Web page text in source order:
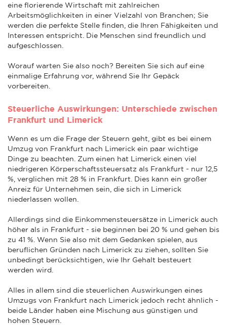
eine florierende Wirtschaft mit zahlreichen
Arbeitsmöglichkeiten in einer Vielzahl von Branchen; Sie
werden die perfekte Stelle finden, die Ihren Fähigkeiten und
Interessen entspricht. Die Menschen sind freundlich und
aufgeschlossen.
Worauf warten Sie also noch? Bereiten Sie sich auf eine
einmalige Erfahrung vor, während Sie Ihr Gepäck
vorbereiten.
Steuerliche Auswirkungen: Unterschiede zwischen
Frankfurt und Limerick
Wenn es um die Frage der Steuern geht, gibt es bei einem
Umzug von Frankfurt nach Limerick ein paar wichtige
Dinge zu beachten. Zum einen hat Limerick einen viel
niedrigeren Körperschaftssteuersatz als Frankfurt - nur 12,5
%, verglichen mit 28 % in Frankfurt. Dies kann ein großer
Anreiz für Unternehmen sein, die sich in Limerick
niederlassen wollen.
Allerdings sind die Einkommensteuersätze in Limerick auch
höher als in Frankfurt - sie beginnen bei 20 % und gehen bis
zu 41 %. Wenn Sie also mit dem Gedanken spielen, aus
beruflichen Gründen nach Limerick zu ziehen, sollten Sie
unbedingt berücksichtigen, wie Ihr Gehalt besteuert
werden wird.
Alles in allem sind die steuerlichen Auswirkungen eines
Umzugs von Frankfurt nach Limerick jedoch recht ähnlich -
beide Länder haben eine Mischung aus günstigen und
hohen Steuern.